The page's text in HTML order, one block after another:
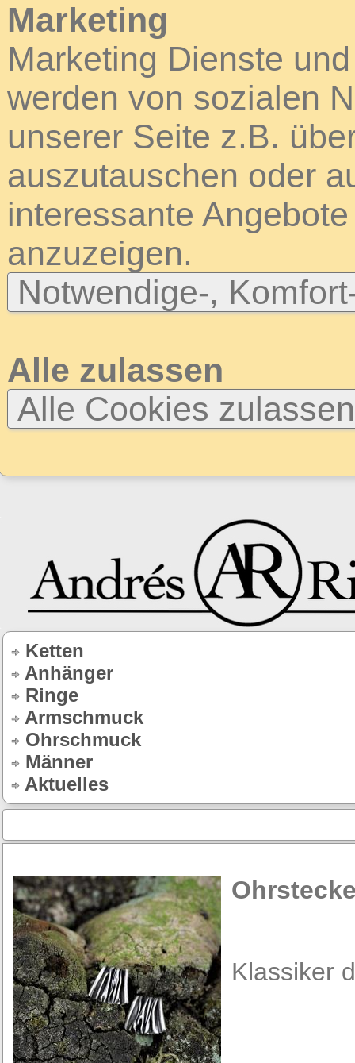
Marketing
Marketing Dienste
werden von sozialen
unserer Seite z.B.
auszutauschen oder
interessante
anzuzeigen.
Notwendige-,
Alle zulassen
Alle Cookies
Ketten
Anhänger
Ringe
Armschmuck
Ohrschmuck
Männer
Aktuelles
Klassiker